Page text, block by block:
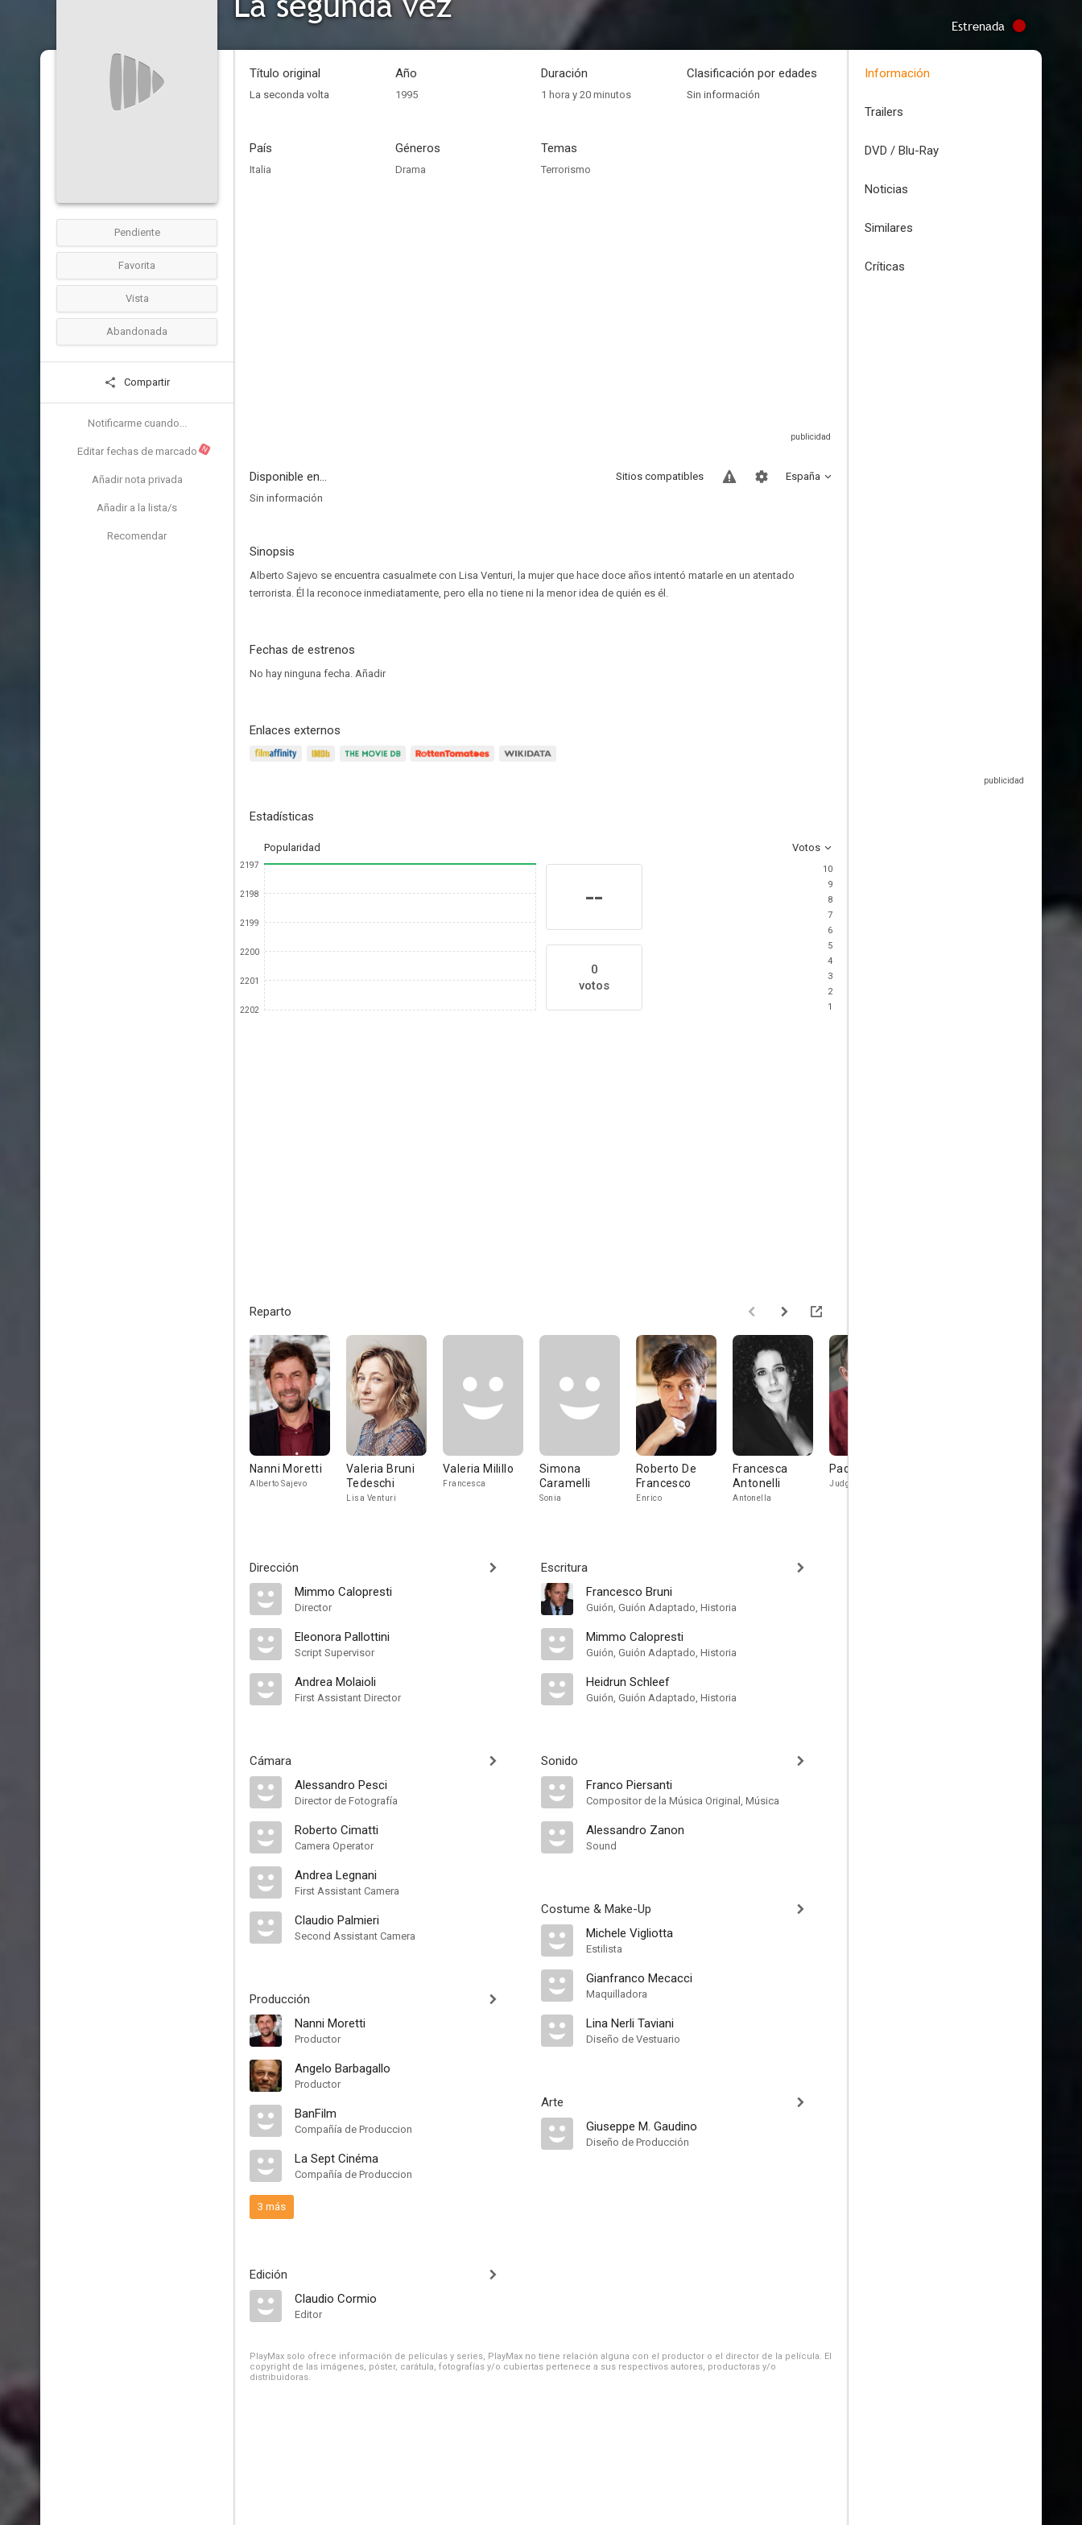
Estrenada
Pendiente
Favorita
Vista
Abandonada
Compartir
Notificarme cuando...
Editar fechas de marcado N
Añadir nota privada
Añadir a la lista/s
Recomendar
Título original
La seconda volta
Año
1995
Duración
1 hora y 20 minutos
Clasificación por edades
Sin información
País
Italia
Géneros
Drama
Temas
Terrorismo
Disponible en... España
Sitios compatibles
Sin información
Sinopsis
Alberto Sajevo se encuentra casualmete con Lisa Venturi, la mujer que hace doce años intentó matarle en un atentado
terrorista. Él la reconoce inmediatamente, pero ella no tiene ni la menor idea de quién es él.
Fechas de estrenos
No hay ninguna fecha. Añadir
Enlaces externos
Estadísticas
Popularidad Votos
2197
2198
2199
2200
2201
2202
--
0
votos
10
9
8
7
6
5
4
3
2
1
Reparto
Nanni Moretti
Alberto Sajevo
Valeria Bruni
Tedeschi
Lisa Venturi
Valeria Milillo
Francesca
Simona
Caramelli
Sonia
Roberto De
Francesco
Enrico
Francesca
Antonelli
Antonella
Paolo De Vita
Judge Di Biagio
Dirección
Mimmo Calopresti
Director
Eleonora Pallottini
Script Supervisor
Andrea Molaioli
First Assistant Director
Cámara
Alessandro Pesci
Director de Fotografía
Roberto Cimatti
Camera Operator
Andrea Legnani
First Assistant Camera
Claudio Palmieri
Second Assistant Camera
Producción
Nanni Moretti
Productor
Angelo Barbagallo
Productor
BanFilm
Compañía de Produccion
La Sept Cinéma
Compañía de Produccion
3 más
Edición
Claudio Cormio
Editor
Escritura
Francesco Bruni
Guión, Guión Adaptado, Historia
Mimmo Calopresti
Guión, Guión Adaptado, Historia
Heidrun Schleef
Guión, Guión Adaptado, Historia
Sonido
Franco Piersanti
Compositor de la Música Original, Música
Alessandro Zanon
Sound
Costume & Make-Up
Michele Vigliotta
Estilista
Gianfranco Mecacci
Maquilladora
Lina Nerli Taviani
Diseño de Vestuario
Arte
Giuseppe M. Gaudino
Diseño de Producción
PlayMax solo ofrece información de películas y series, PlayMax no tiene relación alguna con el productor o el director de la película. El
copyright de las imágenes, póster, carátula, fotografías y/o cubiertas pertenece a sus respectivos autores, productoras y/o
distribuidoras.
Información
Trailers
DVD / Blu-Ray
Noticias
Similares
Críticas